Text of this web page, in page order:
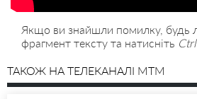
Якщо ви знайшли помилку, будь
фрагмент тексту та натисніть
ТАКОЖ НА ТЕЛЕКАНАЛІ MTM